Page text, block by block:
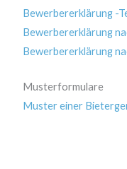
Bewerbererklärung -
Bewerbererklärung
Bewerbererklärung
Musterformulare
Muster einer